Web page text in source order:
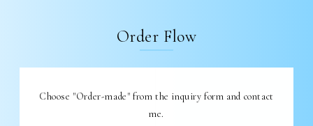
Order Flow
Choose "Order-made" from the inquiry form and contact
me.